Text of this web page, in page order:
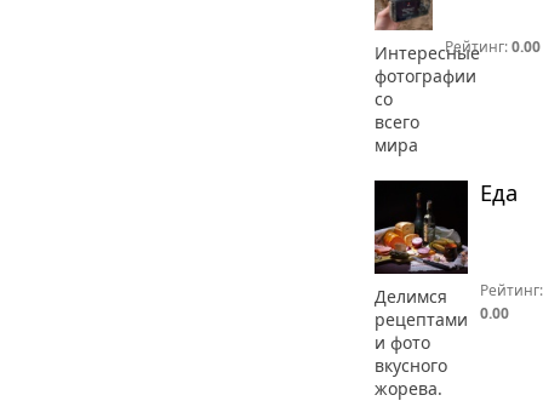
Интересные
фотографии
со
всего
мира
Рейтинг:0.00
Еда
Делимся
рецептами
и фото
вкусного
жорева.
Рейтинг:
0.00